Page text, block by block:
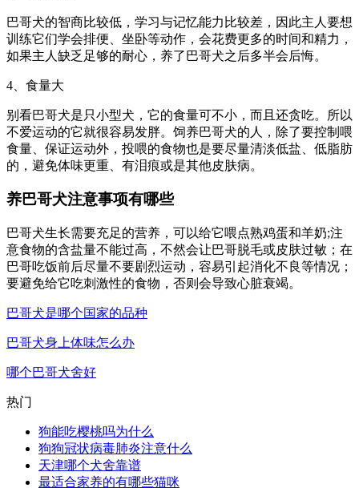
巴哥犬的智商比较低，学习与记忆能力比较差，因此主人要想
训练它们学会排便、坐卧等动作，会花费更多的时间和精力，
如果主人缺乏足够的耐心，养了巴哥犬之后多半会后悔。
4、食量大
别看巴哥犬是只小型犬，它的食量可不小，而且还贪吃。所以
不爱运动的它就很容易发胖。饲养巴哥犬的人，除了要控制喂
食量、保证运动外，投喂的食物也是要尽量清淡低盐、低脂肪
的，避免体味更重、有泪痕或是其他皮肤病。
养巴哥犬注意事项有哪些
巴哥犬生长需要充足的营养，可以给它喂点熟鸡蛋和羊奶;注
意食物的含盐量不能过高，不然会让巴哥脱毛或皮肤过敏；在
巴哥吃饭前后尽量不要剧烈运动，容易引起消化不良等情况；
要避免给它吃刺激性的食物，否则会导致心脏衰竭。
巴哥犬是哪个国家的品种
巴哥犬身上体味怎么办
哪个巴哥犬舍好
热门
狗能吃樱桃吗为什么
狗狗冠状病毒肺炎注意什么
天津哪个犬舍靠谱
最适合家养的有哪些猫咪